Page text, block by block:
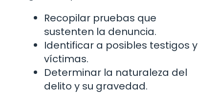
Recopilar pruebas que
sustenten la denuncia.
Identificar a posibles testigos y
víctimas.
Determinar la naturaleza del
delito y su gravedad.